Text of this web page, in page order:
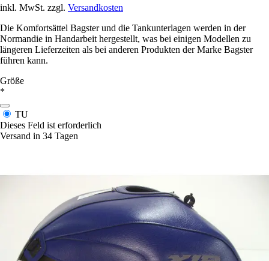
inkl. MwSt. zzgl. Versandkosten
Die Komfortsättel Bagster und die Tankunterlagen werden in der
Normandie in Handarbeit hergestellt, was bei einigen Modellen zu
längeren Lieferzeiten als bei anderen Produkten der Marke Bagster
führen kann.
Größe
*
TU
Dieses Feld ist erforderlich
Versand in 34 Tagen